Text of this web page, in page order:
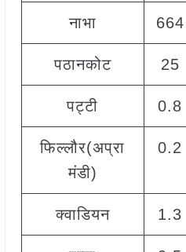
नाभा 664
पठानकोट 25
पट्टी 0.8
फिल्लौर(अप्रा
मंडी)
0.2
क्वाडियन 1.3